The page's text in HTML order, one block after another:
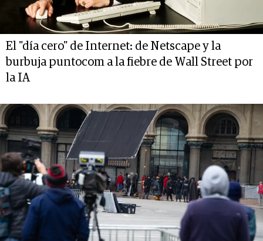
El "día cero" de Internet: de Netscape y la
burbuja puntocom a la fiebre de Wall Street por
la IA